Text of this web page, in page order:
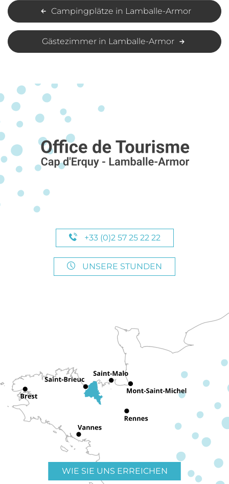
Campingplätze in Lamballe-Armor
Gästezimmer in Lamballe-Armor
+33 (0)2 57 25 22 22
UNSERE STUNDEN
WIE SIE UNS ERREICHEN